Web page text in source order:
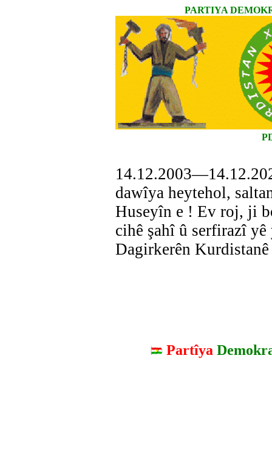
PARTIYA
dawîya heytehol,
Huseyîn e ! Ev roj, ji
cihê şahî û serfirazî
Dagirkerên
Partîya